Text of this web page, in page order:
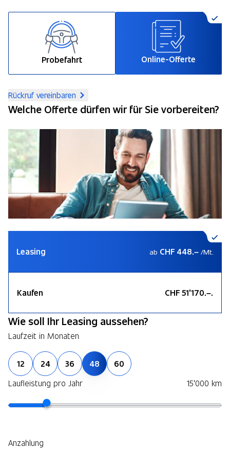
Probefahrt Online-Offerte
Rückruf vereinbaren
Welche Offerte dürfen wir für Sie vorbereiten?
Leasing ab CHF 448.– /Mt.
Kaufen CHF 51'170.–.
Wie soll Ihr Leasing aussehen?
Laufzeit in Monaten
12 24 36 48
60
Laufleistung pro Jahr
15'000 km
Anzahlung